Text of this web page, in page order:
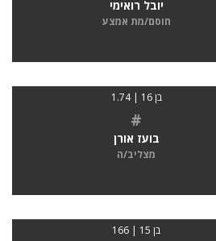
יובל רואימי
חוסם/מת אמצע
בן 16 | 1.74
#
בועז אורן
מצליב/ה
בן 15 | 166